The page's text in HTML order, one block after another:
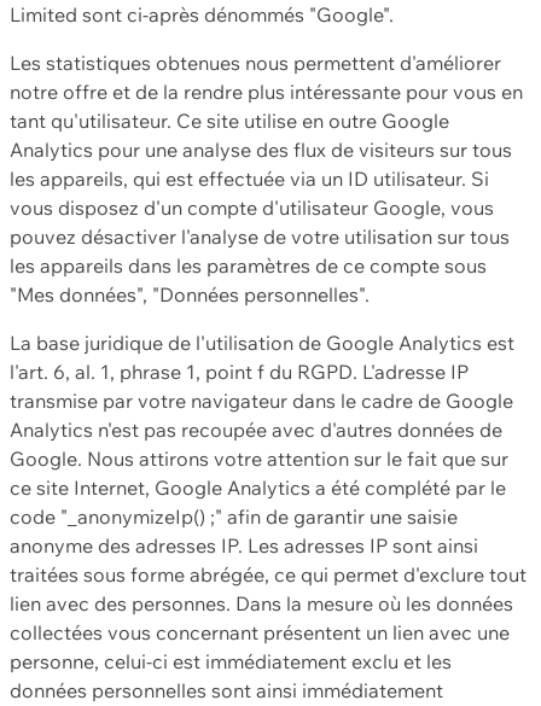
Limited sont ci-après dénommés "Google".
Les statistiques obtenues nous permettent d'améliorer
notre offre et de la rendre plus intéressante pour vous en
tant qu'utilisateur. Ce site utilise en outre Google
Analytics pour une analyse des flux de visiteurs sur tous
les appareils, qui est effectuée via un ID utilisateur. Si
vous disposez d'un compte d'utilisateur Google, vous
pouvez désactiver l'analyse de votre utilisation sur tous
les appareils dans les paramètres de ce compte sous
"Mes données", "Données personnelles".
La base juridique de l'utilisation de Google Analytics est
l'art. 6, al. 1, phrase 1, point f du RGPD. L'adresse IP
transmise par votre navigateur dans le cadre de Google
Analytics n'est pas recoupée avec d'autres données de
Google. Nous attirons votre attention sur le fait que sur
ce site Internet, Google Analytics a été complété par le
code "_anonymizeIp() ;" afin de garantir une saisie
anonyme des adresses IP. Les adresses IP sont ainsi
traitées sous forme abrégée, ce qui permet d'exclure tout
lien avec des personnes. Dans la mesure où les données
collectées vous concernant présentent un lien avec une
personne, celui-ci est immédiatement exclu et les
données personnelles sont ainsi immédiatement